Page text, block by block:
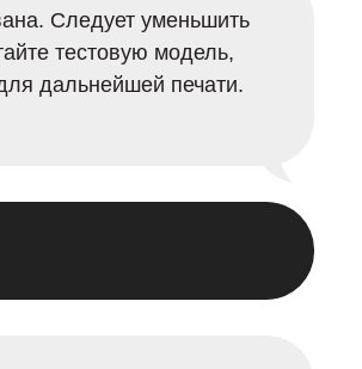
Следует уменьшить
тестовую модель,
дальнейшей печати.